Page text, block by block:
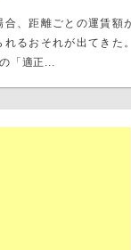
、距離ごとの運賃額
るおそれが出てきた。
「適正...